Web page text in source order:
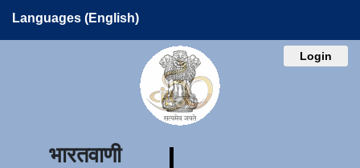
Languages (English)
Login
भारतवाणी